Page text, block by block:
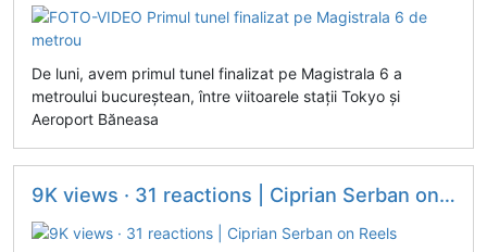
De luni, avem primul tunel finalizat pe Magistrala 6 a
metroului bucureștean, între viitoarele stații Tokyo și
Aeroport Băneasa
9K views · 31 reactions | Ciprian Serban on Reels